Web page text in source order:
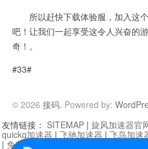
所以赶快下载体验服，加入这个
吧！让我们一起享受这令人兴奋的
奇！。
#33#
© 2026 接码. Powered by:
友情链接： SITEMAP | 旋风加速器官
quickq加速器 | 飞驰加速器 | 飞鸟加速
| 免费vqn加速外网